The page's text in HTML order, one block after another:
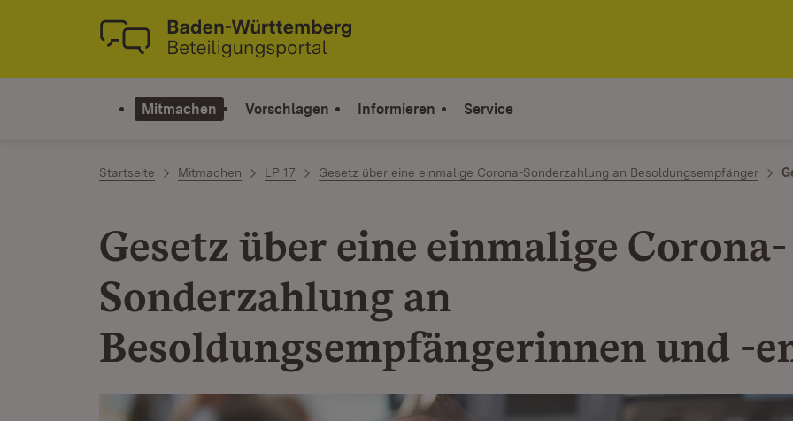
Zum Inhalt springen
Link zur Startseite
Mitmachen Vorschlagen Informieren Service
Startseite Mitmachen LP 17 Gesetz über eine einmalige Corona-Sonderzahlung an Besoldungsempfänger
Gesetz über eine einmalige Corona-
Sonderzahlung an
Besoldungsempfängerinnen und -